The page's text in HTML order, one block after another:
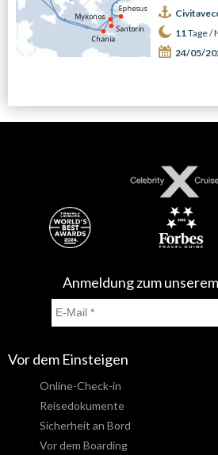
11 Tage /
24/05/
Anmeldung zum
Vor dem Einsteigen
Online-Check-in
Reisedokumente
Sicherheit an Bord
Vor dem Boarding